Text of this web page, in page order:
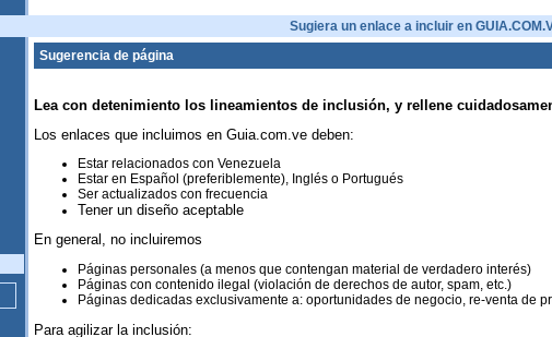
Sugiera un enlace a incluir en
Sugerencia de página
Lea con detenimiento los lineamientos de inclusión, y rellene
Los enlaces que incluimos en Guia.com.ve deben:
Estar relacionados con Venezuela
Estar en Español (preferiblemente), Inglés o Portugués
Ser actualizados con frecuencia
Tener un diseño aceptable
En general, no incluiremos
Páginas personales (a menos que contengan material de verdadero interés)
Páginas con contenido ilegal (violación de derechos de autor, spam, etc.)
Páginas dedicadas exclusivamente a: oportunidades de negocio, re-venta de
Para agilizar la inclusión: